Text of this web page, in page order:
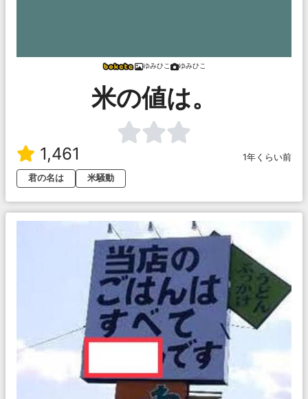
ゆみひこ ゆみひこ
米の値は。
1,461
1年くらい前
君の名は
米騒動